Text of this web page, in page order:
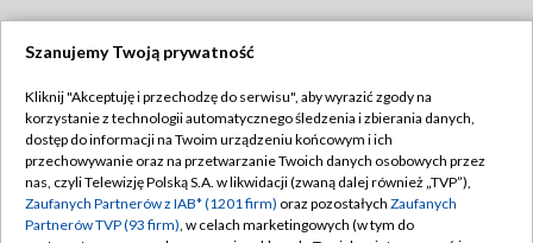
TVP
Abonament TVP
Emisja w TVP
Centrum informacji TVP
Regulamin TVP
Polityka prywatności
Szanujemy Twoją prywatność
Kliknij "Akceptuję i przechodzę do serwisu", aby wyrazić zgody na
korzystanie z technologii automatycznego śledzenia i zbierania danych,
dostęp do informacji na Twoim urządzeniu końcowym i ich
przechowywanie oraz na przetwarzanie Twoich danych osobowych przez
nas, czyli Telewizję Polską S.A. w likwidacji (zwaną dalej również „TVP”),
Zaufanych Partnerów z IAB* (1201 firm) oraz pozostałych Zaufanych
Partnerów TVP (93 firm), w celach marketingowych (w tym do